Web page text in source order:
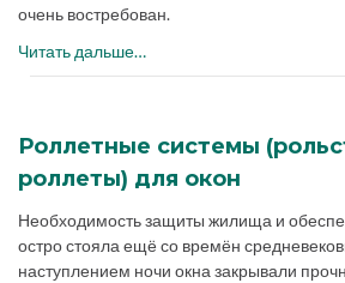
очень востребован.
Читать дальше…
Роллетные системы
роллеты) для окон
Необходимость защиты жилища и
остро стояла ещё со времён
наступлением ночи окна закрывали